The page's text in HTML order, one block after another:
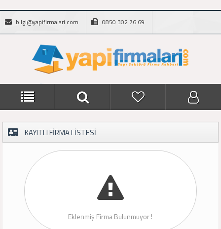
bilgi@yapifirmalari.com 0850 302 76 69
KAYITLI FİRMA LİSTESİ
Eklenmiş Firma Bulunmuyor !